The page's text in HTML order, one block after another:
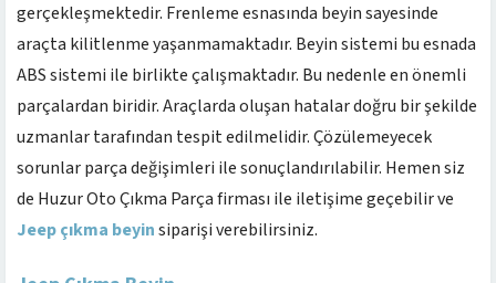
gerçekleşmektedir. Frenleme esnasında beyin sayesinde
araçta kilitlenme yaşanmamaktadır. Beyin sistemi bu esnada
ABS sistemi ile birlikte çalışmaktadır. Bu nedenle en önemli
parçalardan biridir. Araçlarda oluşan hatalar doğru bir şekilde
uzmanlar tarafından tespit edilmelidir. Çözülemeyecek
sorunlar parça değişimleri ile sonuçlandırılabilir. Hemen siz
de Huzur Oto Çıkma Parça firması ile iletişime geçebilir ve
Jeep çıkma beyinsiparişi verebilirsiniz.